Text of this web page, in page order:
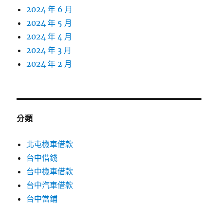
2024 年 6 月
2024 年 5 月
2024 年 4 月
2024 年 3 月
2024 年 2 月
分類
北屯機車借款
台中借錢
台中機車借款
台中汽車借款
台中當鋪